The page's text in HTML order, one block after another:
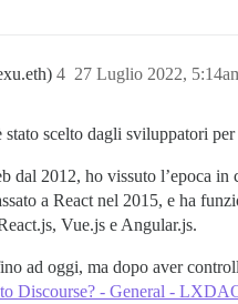
27 Luglio 2022,
4
scelto dagli sviluppatori
dal 2012, ho vissuto l’epoca
a React nel 2015, e ha
Vue.js e Angular.js.
ad oggi, ma dopo aver
Discourse? - General -